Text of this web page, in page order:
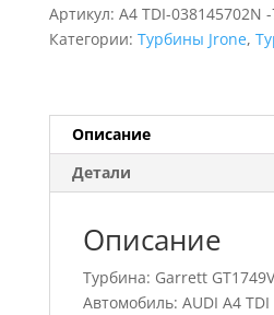
A4
038145702N
Артикул: A4 TDI-038145702N
Категории: Турбины Jrone,
Описание
Детали
Описание
Турбина: Garrett GT1749V
Автомобиль: AUDI A4 TDI